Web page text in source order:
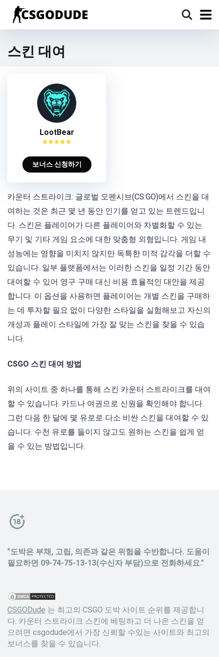
스킨 대여
LootBear
보너스 신청하기
카운터 스트라이크: 글로벌 오펜시브(CS:GO)에서 스킨을 대
여하는 것은 최근 몇 년 동안 인기를 얻고 있는 트렌드입니
다. 스킨은 플레이어가 다른 플레이어와 차별화할 수 있는
무기 및 기타 게임 요소에 대한 맞춤형 외형입니다. 게임 내
성능에는 영향을 미치지 않지만 독특한 미적 감각을 더할 수
있습니다. 일부 플랫폼에서는 이러한 스킨을 일정 기간 동안
대여할 수 있어 영구 구매 대신 비용 효율적인 대안을 제공
합니다. 이 옵션을 사용하면 플레이어는 개별 스킨을 구매하
는 데 투자할 필요 없이 다양한 스타일을 실험해보고 자신의
개성과 플레이 스타일에 가장 잘 맞는 스킨을 찾을 수 있습
니다.
CSGO 스킨 대여 방법
위의 사이트 중 하나를 통해 스킨 카운터 스트라이크를 대여
할 수 있습니다. 카드나 여권으로 신원을 확인해야 합니다.
그런 다음 한 달에 몇 유로로 다소 비싼 스킨을 대여할 수 있
습니다. 수천 유로를 들이지 않고도 원하는 스킨을 쉽게 얻
을 수 있는 방법입니다.
"도박은 부채, 고립, 의존과 같은 위험을 수반합니다. 도움이
필요하면 09-74-75-13-13(수신자 부담)으로 전화하세요."
CSGODude 는 최고의 CSGO 도박 사이트 순위를 제공합니
다. 카운터 스트라이크 스킨에 베팅하고 더 나은 스킨을 얻
으려면 csgodude에서 가장 신뢰할 수있는 사이트와 최고의
보너스를 찾을 수 있습니다.